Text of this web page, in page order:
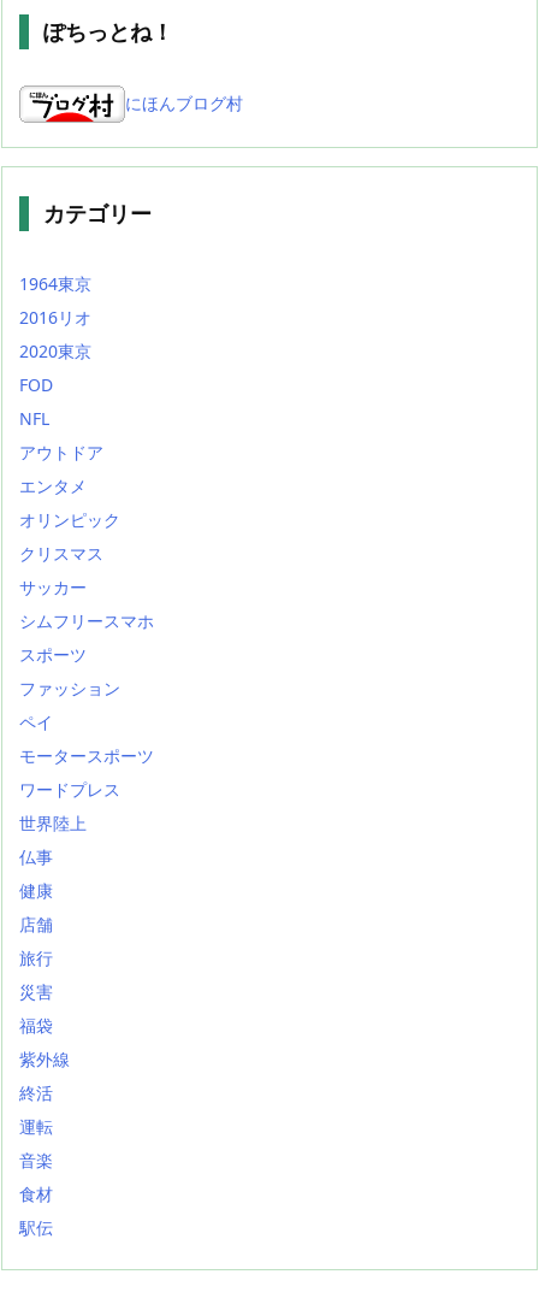
ぽちっとね！
にほんブログ村
カテゴリー
1964東京
2016リオ
2020東京
FOD
NFL
アウトドア
エンタメ
オリンピック
クリスマス
サッカー
シムフリースマホ
スポーツ
ファッション
ペイ
モータースポーツ
ワードプレス
世界陸上
仏事
健康
店舗
旅行
災害
福袋
紫外線
終活
運転
音楽
食材
駅伝